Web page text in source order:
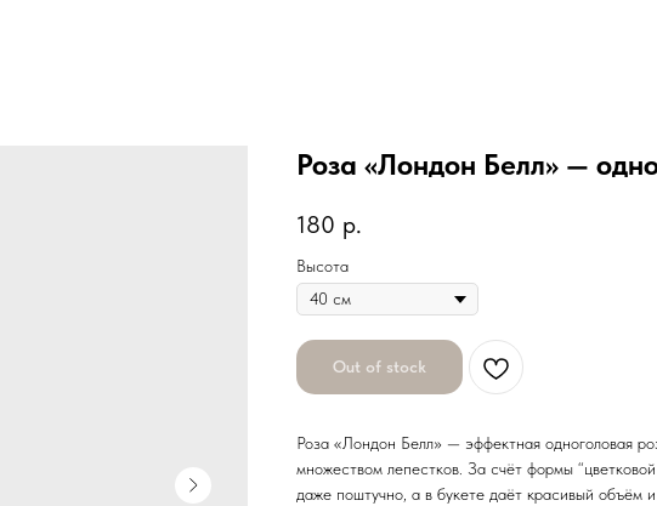
Роза «Лондон Белл» —
180 р.
Высота
Out of stock
Роза «Лондон Белл» — эффектная одноголовая
множеством лепестков. За счёт формы
даже поштучно, а в букете даёт красивый объём и